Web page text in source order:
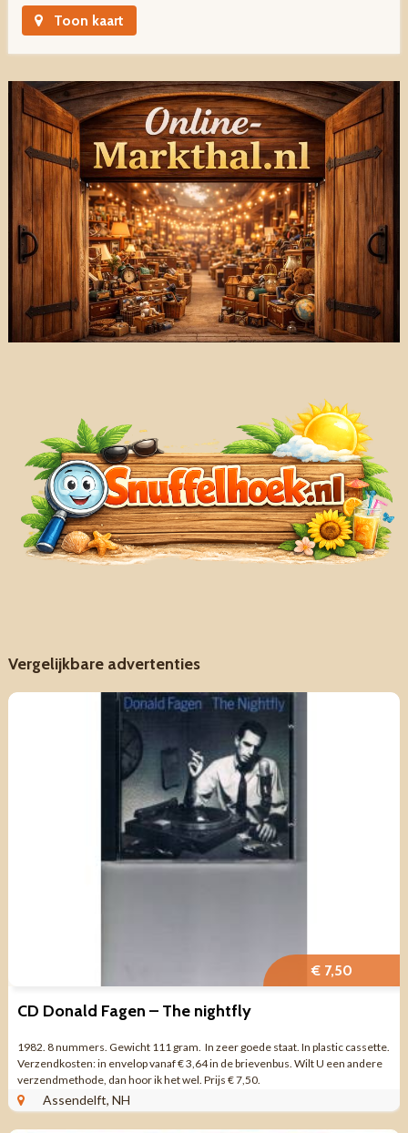
Toon kaart
Vergelijkbare advertenties
€ 7,50
CD Donald Fagen – The nightfly
1982. 8 nummers. Gewicht 111 gram. In zeer goede staat. In plastic cassette.
Verzendkosten: in envelop vanaf € 3,64 in de brievenbus. Wilt U een andere
verzendmethode, dan hoor ik het wel. Prijs € 7,50.
Assendelft, NH